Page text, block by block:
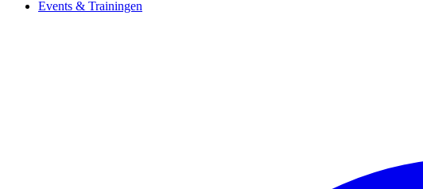
Events & Trainingen